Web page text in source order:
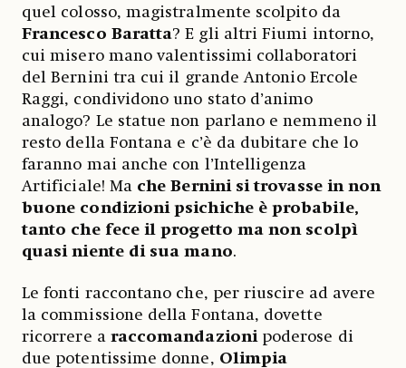
quel colosso, magistralmente scolpito da
Francesco Baratta? E gli altri Fiumi intorno,
cui misero mano valentissimi collaboratori
del Bernini tra cui il grande Antonio Ercole
Raggi, condividono uno stato d’animo
analogo? Le statue non parlano e nemmeno il
resto della Fontana e c’è da dubitare che lo
faranno mai anche con l’Intelligenza
Artificiale! Ma che Bernini si trovasse in non
buone condizioni psichiche è probabile,
tanto che fece il progetto ma non scolpì
quasi niente di sua mano.
Le fonti raccontano che, per riuscire ad avere
la commissione della Fontana, dovette
ricorrere a raccomandazionipoderose di
due potentissime donne, Olimpia